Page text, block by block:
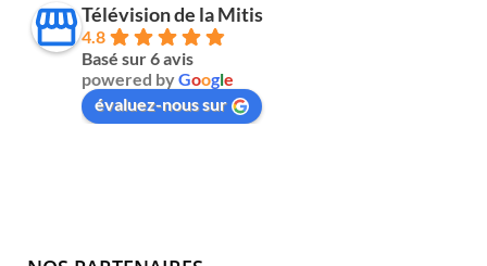
Télévision de la Mitis
4.8
Basé sur 6 avis
powered byGoogle
évaluez-nous sur